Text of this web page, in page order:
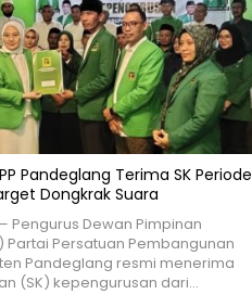
Pandeglang Terima SK Periode
Dongkrak Suara
— Pengurus Dewan Pimpinan
Partai Persatuan Pembangunan
Pandeglang resmi menerima
(SK) kepengurusan dari…